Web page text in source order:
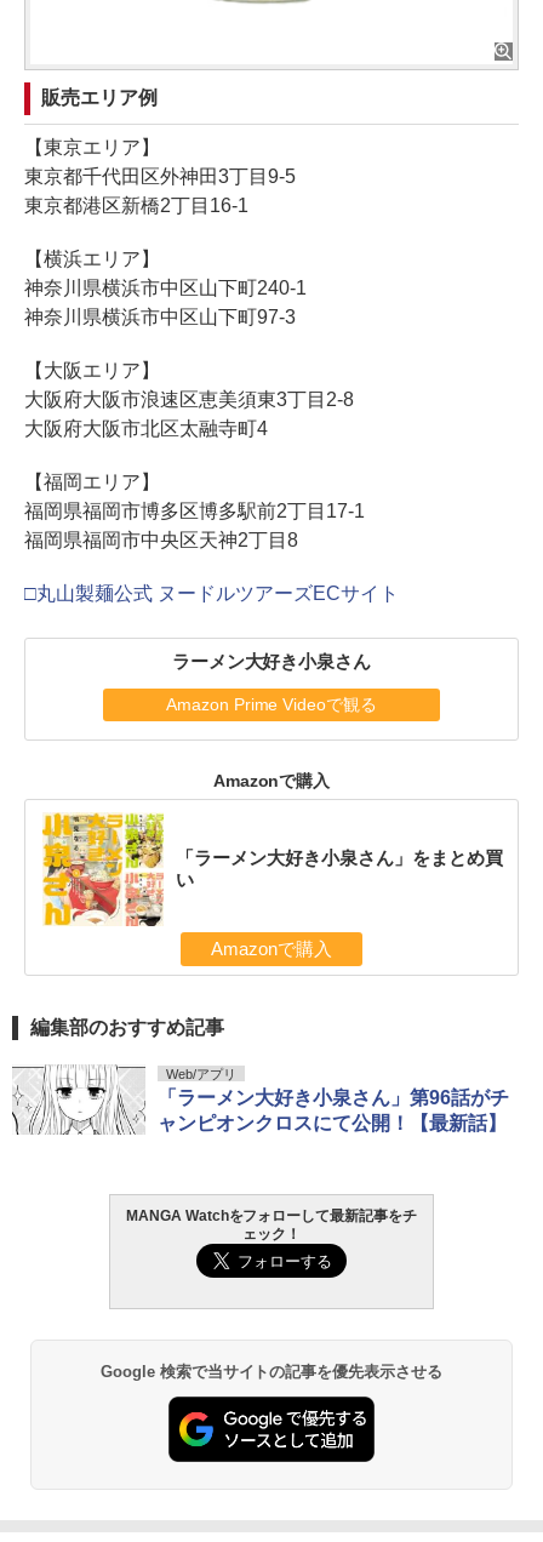
販売エリア例
【東京エリア】
東京都千代田区外神田3丁目9-5
東京都港区新橋2丁目16-1
【横浜エリア】
神奈川県横浜市中区山下町240-1
神奈川県横浜市中区山下町97-3
【大阪エリア】
大阪府大阪市浪速区恵美須東3丁目2-8
大阪府大阪市北区太融寺町4
【福岡エリア】
福岡県福岡市博多区博多駅前2丁目17-1
福岡県福岡市中央区天神2丁目8
□丸山製麺公式 ヌードルツアーズECサイト
ラーメン大好き小泉さん
Amazon Prime Videoで観る
Amazonで購入
「ラーメン大好き小泉さん」をまとめ買
い
Amazonで購入
編集部のおすすめ記事
Web/アプリ
「ラーメン大好き小泉さん」第96話がチ
ャンピオンクロスにて公開！【最新話】
MANGA Watchをフォローして最新記事をチ
ェック！
Google 検索で当サイトの記事を優先表示させる